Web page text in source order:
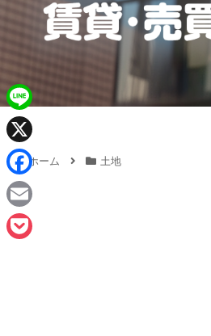
ホーム 土地
L
n
e
X
F
a
c
E